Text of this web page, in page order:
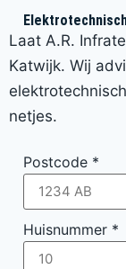
Laat A.R.
Katwijk. Wij
netjes.
Postcode *
Huisnummer *